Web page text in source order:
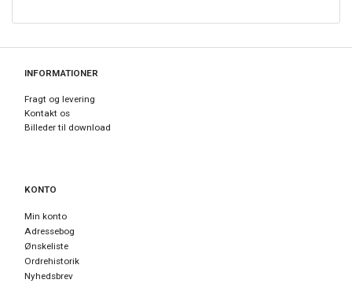
INFORMATIONER
Fragt og levering
Kontakt os
Billeder til download
KONTO
Min konto
Adressebog
Ønskeliste
Ordrehistorik
Nyhedsbrev